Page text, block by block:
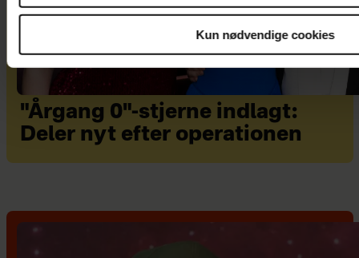
Kun nødvendige cookies
"Årgang 0"-stjerne indlagt:
Deler nyt efter operationen